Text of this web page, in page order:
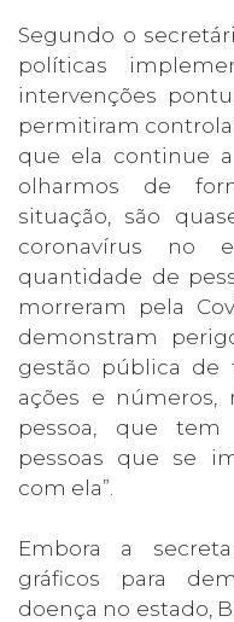
Segundo o
políticas
intervenções
permitiram
que ela continue a
olharmos de
situação, são
coronavírus no
quantidade de
morreram pela
demonstram
gestão pública de
ações e
pessoa, que
pessoas que se
com ela”.
Embora a
gráficos para
doença no estado,